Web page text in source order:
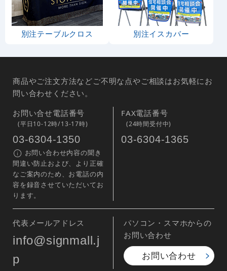
別注テーブルクロス 別注イスカバー
商品やご注文方法などご不明な点やご相談はお気軽にお
問い合わせください。
お問い合せ電話番号
(平日10-12時/13-17時)
03-6304-1350
お問い合わせ内容の聞き
間違い防止および、より正確
なご案内のため、お電話の内
容を録音させていただいてお
ります。
FAX電話番号
(24時間受付中)
03-6304-1365
代表メールアドレス
info@signmall.j
p
パソコン・スマホからの
お問い合わせ
お問い合わせ